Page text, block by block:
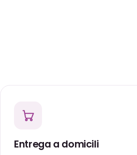
Entrega a domicili